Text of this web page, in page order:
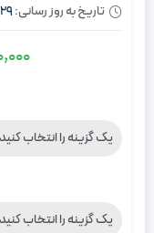
تاریخ به روز رسانی:29 اردیبهشت 1405